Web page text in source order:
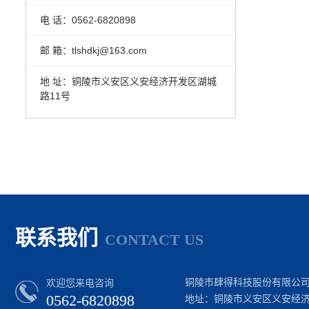
电 话：0562-6820898
邮 箱：tlshdkj@163.com
地 址：铜陵市义安区义安经济开发区湖城
路11号
联系我们 CONTACT US
欢迎您来电咨询
0562-6820898
铜陵市肆得科技股份有限公司
地址：铜陵市义安区义安经